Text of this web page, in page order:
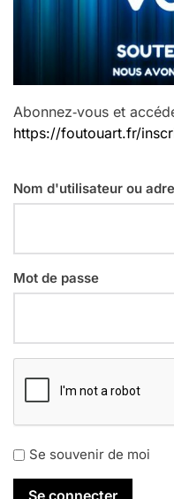
Abonnez‑vous et
https://foutouart.fr/
Nom d'utilisateur ou
Mot de passe
Se souvenir de moi